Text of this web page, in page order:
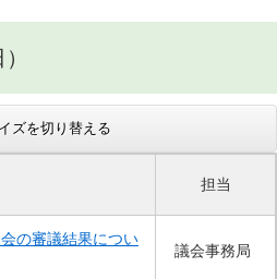
ズを切り替える
担当
の審議結果につい
議会事務局